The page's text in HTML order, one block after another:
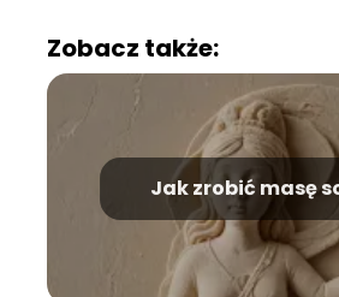
Zobacz także:
Jak zrobić masę